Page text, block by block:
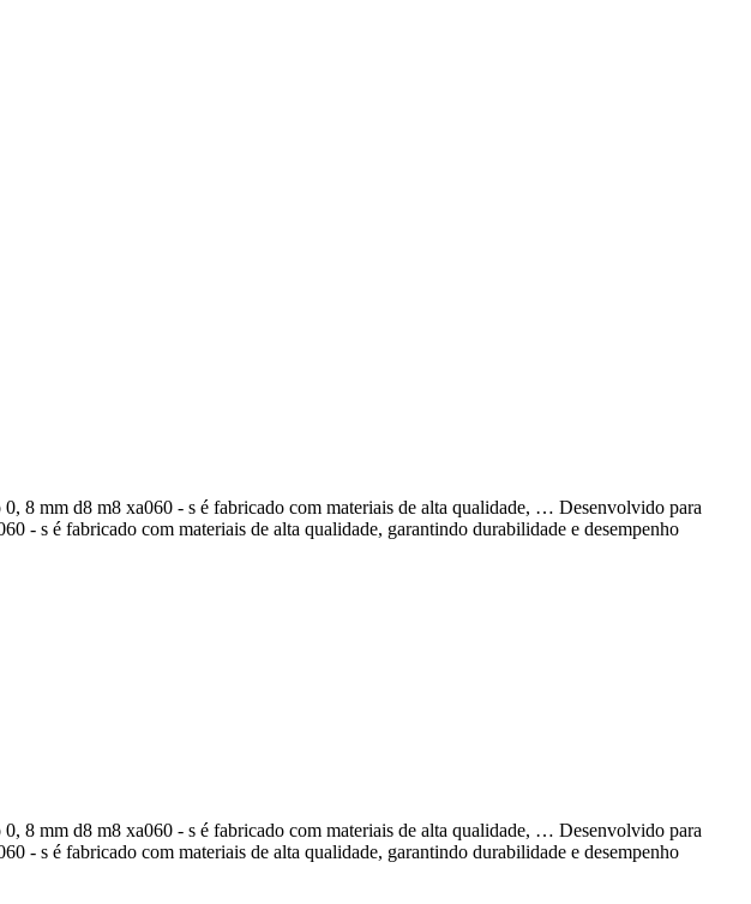
8 mm d8 m8 xa060 - s é fabricado com materiais de alta qualidade, … Desenvolvido para
- s é fabricado com materiais de alta qualidade, garantindo durabilidade e desempenho
8 mm d8 m8 xa060 - s é fabricado com materiais de alta qualidade, … Desenvolvido para
- s é fabricado com materiais de alta qualidade, garantindo durabilidade e desempenho